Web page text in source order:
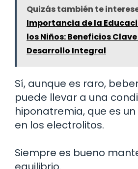
Quizás también te
Importancia de la
los Niños: Beneficios
Desarrollo Integral
Sí, aunque es raro,
puede llevar a una
hiponatremia, que es
en los electrolitos.
Siempre es bueno